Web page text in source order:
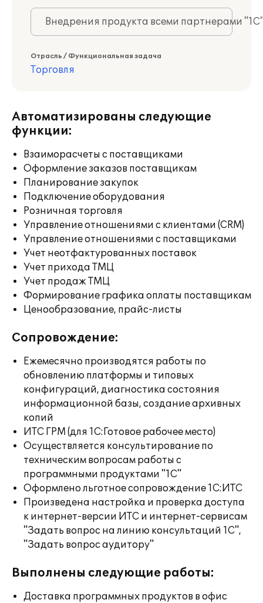
Внедрения продукта всеми партнерами
Отрасль / Функциональная задача
Торговля
Автоматизированы следующие
функции:
Взаиморасчеты с поставщиками
Оформление заказов поставщикам
Планирование закупок
Подключение оборудования
Розничная торговля
Управление отношениями с клиентами (CRM)
Управление отношениями с поставщиками
Учет неотфактурованных поставок
Учет прихода ТМЦ
Учет продаж ТМЦ
Формирование графика оплаты поставщикам
Ценообразование, прайс-листы
Сопровождение:
Ежемесячно производятся работы по
обновлению платформы и типовых
конфигураций, диагностика состояния
информационной базы, создание архивных
копий
ИТС ГРМ (для 1С:Готовое рабочее место)
Осуществляется консультирование по
техническим вопросам работы с
программными продуктами "1С"
Оформлено льготное сопровождение 1С:ИТС
Произведена настройка и проверка доступа
к интернет-версии ИТС и интернет-сервисам
"Задать вопрос на линию консультаций 1С",
"Задать вопрос аудитору"
Выполнены следующие работы:
Доставка программных продуктов в офис